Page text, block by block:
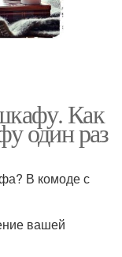
Как
один раз
В комоде с
вашей